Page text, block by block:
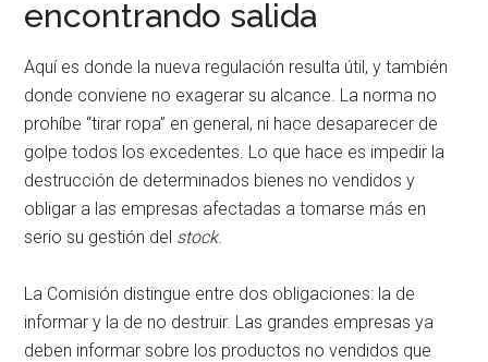
encontrando salida
Aquí es donde la nueva regulación resulta útil, y también
donde conviene no exagerar su alcance. La norma no
prohíbe “tirar ropa” en general, ni hace desaparecer de
golpe todos los excedentes. Lo que hace es impedir la
destrucción de determinados bienes no vendidos y
obligar a las empresas afectadas a tomarse más en
serio su gestión del stock.
La Comisión distingue entre dos obligaciones: la de
informar y la de no destruir. Las grandes empresas ya
deben informar sobre los productos no vendidos que